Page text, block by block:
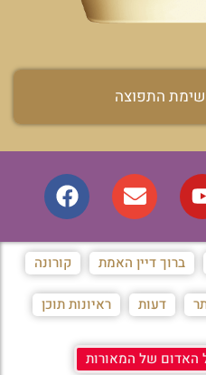
התפוצה
ברוך דיין האמת קורונה
דעות ראיונות תוכן
האדום של המאורות